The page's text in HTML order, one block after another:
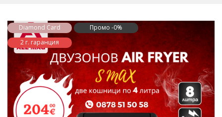
Diamond Card
Промо -0%
2 г. гаранция